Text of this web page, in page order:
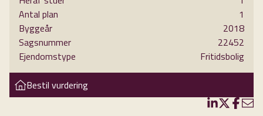
falde for, flytte ind i og nyde - opvarmes endda med
gulvvarme (varmepumpe) så indeklimaet er virkelig behageligt.
Man er kun ca. 5 minutters gang fra stranden - en skøn lille
tur ad en stemningsfuld skovsti.
Her er en vældig god planløsning, som giver mulighed for en
stor familie eller at to familier / to generationer kan eje det
sammen. Et stort "leverum" er hele husets hjerte. Et lækkert
Antal plan
1
Byggeår
2018
Sagsnummer
22452
Ejendomstype
Fritidsbolig
Bestil vurdering